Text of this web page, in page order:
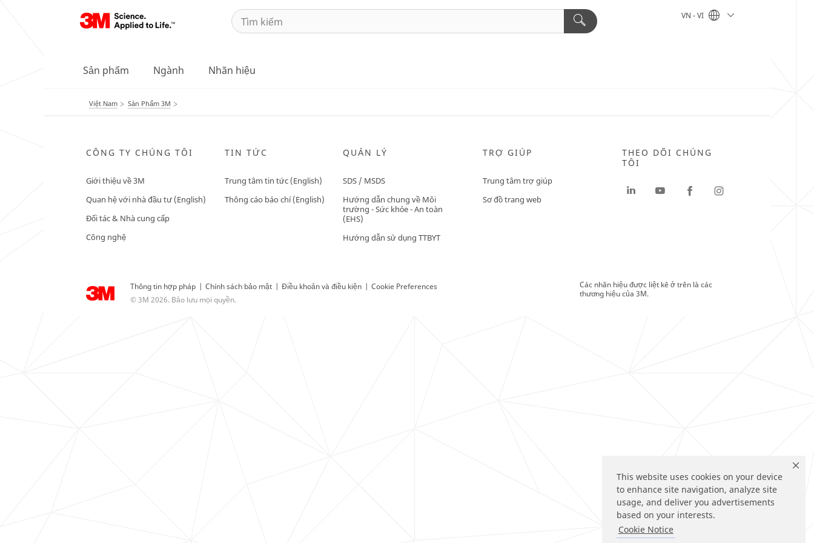
This website uses cookies on your device
to enhance site navigation, analyze site
usage, and deliver you advertisements
based on your interests.
Cookie Notice
VN - VI
Sản phẩm Ngành Nhãn hiệu
Việt Nam Sản Phẩm 3M
CÔNG TY CHÚNG TÔI
Giới thiệu về 3M
Quan hệ với nhà đầu tư (English)
Đối tác & Nhà cung cấp
Công nghệ
TIN TỨC
Trung tâm tin tức (English)
Thông cáo báo chí (English)
QUẢN LÝ
SDS / MSDS
Hướng dẫn chung về Môi
trường - Sức khỏe - An toàn
(EHS)
Hướng dẫn sử dụng TTBYT
TRỢ GIÚP
Trung tâm trợ giúp
Sơ đồ trang web
Thông tin hợp pháp | Chính sách bảo mật | Điều khoản và điều kiện | Cookie Preferences
© 3M 2026. Bảo lưu mọi quyền.
THEO DÕI CHÚNG
TÔI
Các nhãn hiệu được liệt kê ở trên là các
thương hiệu của 3M.